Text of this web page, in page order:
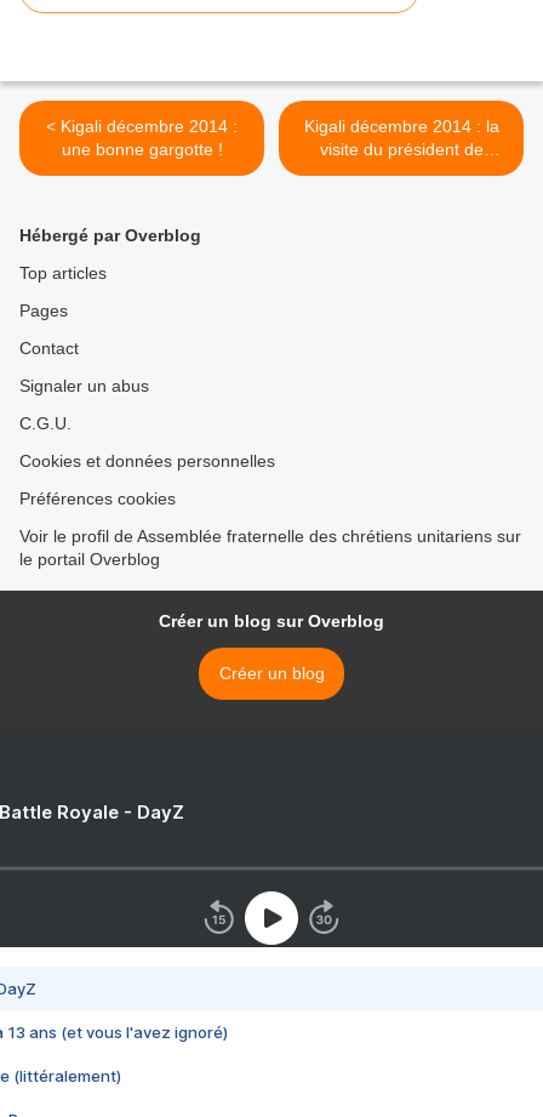
< Kigali décembre 2014 :
une bonne gargotte !
Kigali décembre 2014 : la
visite du président de
l'Eglise unitarienne du
Hébergé par Overblog
Top articles
Pages
Contact
Signaler un abus
C.G.U.
Cookies et données personnelles
Préférences cookies
Voir le profil de Assemblée fraternelle des chrétiens unitariens sur
le portail Overblog
Créer un blog sur Overblog
Créer un blog
Royale - DayZ
13 ans (et vous l'avez ignoré)
(littéralement)